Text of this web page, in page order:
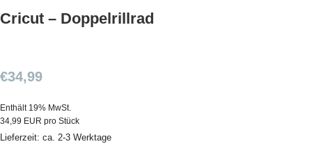
Cricut – Doppelrillrad
€34,99
Enthält 19% MwSt.
34,99 EUR pro Stück
Lieferzeit: ca. 2-3 Werktage